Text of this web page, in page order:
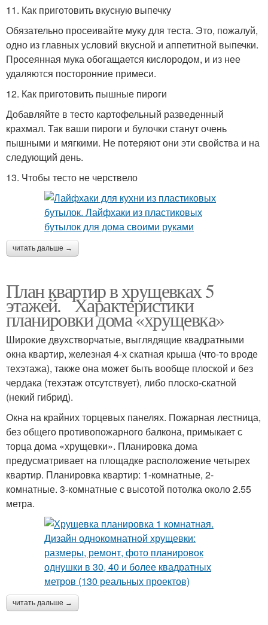
11. Как приготовить вкусную выпечку
Обязательно просеивайте муку для теста. Это, пожалуй,
одно из главных условий вкусной и аппетитной выпечки.
Просеянная мука обогащается кислородом, и из нее
удаляются посторонние примеси.
12. Как приготовить пышные пироги
Добавляйте в тесто картофельный разведенный
крахмал. Так ваши пироги и булочки станут очень
пышными и мягкими. Не потеряют они эти свойства и на
следующий день.
13. Чтобы тесто не черствело
читать дальше →
План квартир в хрущевках 5
этажей. Характеристики
планировки дома «хрущевка»
Широкие двухстворчатые, выглядящие квадратными
окна квартир, железная 4-х скатная крыша (что-то вроде
техэтажа), также она может быть вообще плоской и без
чердака (техэтаж отсутствует), либо плоско-скатной
(некий гибрид).
Окна на крайних торцевых панелях. Пожарная лестница,
без общего противопожарного балкона, примыкает с
торца дома «хрущевки». Планировка дома
предусматривает на площадке расположение четырех
квартир. Планировка квартир: 1-комнатные, 2-
комнатные. 3-комнатные с высотой потолка около 2.55
метра.
читать дальше →